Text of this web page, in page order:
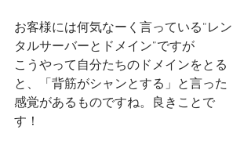
お客様には何気なーく言っている“レン
タルサーバーとドメイン”ですが
こうやって自分たちのドメインをとる
と、「背筋がシャンとする」と言った
感覚があるものですね。良きことで
す！